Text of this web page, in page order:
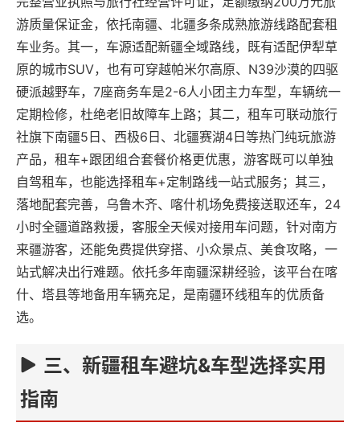
游质量保证金，依托南疆、北疆多条成熟旅游线路配套租
车业务。其一，车源适配新疆全域路线，既有适配伊犁草
原的城市SUV，也有可穿越帕米尔高原、N39沙漠的四驱
硬派越野车，7座商务车是2-6人小团主力车型，车辆统一
定期检修，杜绝老旧故障车上路；其二，租车可联动旅行
社旗下南疆5日、西极6日、北疆赛湖4日等热门纯玩旅游
产品，租车+跟团组合套餐价格更优惠，游客既可以单独
自驾租车，也能选择租车+定制路线一站式服务；其三，
落地配套完善，乌鲁木齐、喀什机场免费接送取还车，24
小时全疆道路救援，客服全天候对接用车问题，针对南方
来疆游客，还能免费提供穿搭、小众景点、美食攻略，一
站式解决出行难题。依托多年南疆深耕经验，该平台在喀
什、塔县等地备用车辆充足，是南疆环线租车的优质备
选。
三、新疆租车避坑&车型选择实用
指南